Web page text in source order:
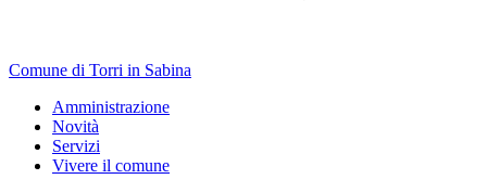
Comune di Torri in Sabina
Amministrazione
Novità
Servizi
Vivere il comune